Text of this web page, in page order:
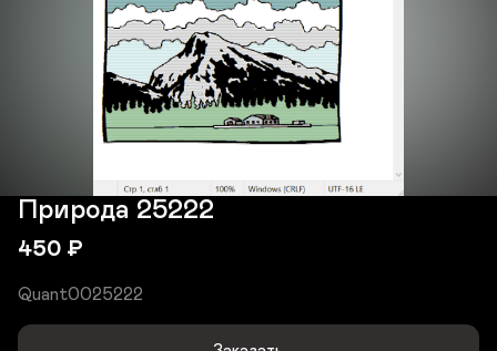
Природа 25222
450 ₽
Quant0025222